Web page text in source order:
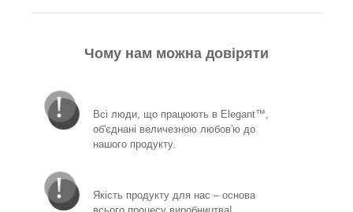
Чому нам можна довіряти
Всі люди, що працюють в Elegant™,
об'єднані величезною любов'ю до
нашого продукту.
Якість продукту для нас – основа